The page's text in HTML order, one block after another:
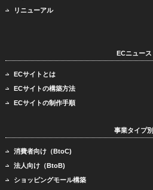
リニューアル
ECニュース
ECサイトとは
ECサイトの構築方法
ECサイトの制作手順
事業タイプ別
消費者向け（BtoC)
法人向け（BtoB)
ショッピングモール構築